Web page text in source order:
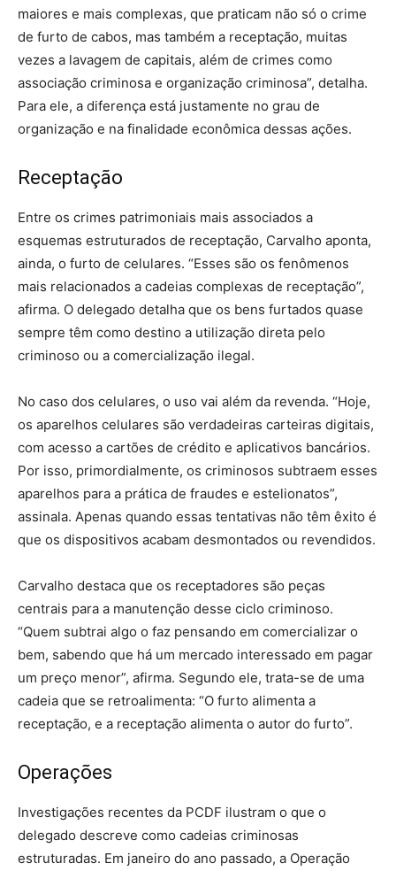
maiores e mais complexas, que praticam não só o crime
de furto de cabos, mas também a receptação, muitas
vezes a lavagem de capitais, além de crimes como
associação criminosa e organização criminosa”, detalha.
Para ele, a diferença está justamente no grau de
organização e na finalidade econômica dessas ações.
Receptação
Entre os crimes patrimoniais mais associados a
esquemas estruturados de receptação, Carvalho aponta,
ainda, o furto de celulares. “Esses são os fenômenos
mais relacionados a cadeias complexas de receptação”,
afirma. O delegado detalha que os bens furtados quase
sempre têm como destino a utilização direta pelo
criminoso ou a comercialização ilegal.
No caso dos celulares, o uso vai além da revenda. “Hoje,
os aparelhos celulares são verdadeiras carteiras digitais,
com acesso a cartões de crédito e aplicativos bancários.
Por isso, primordialmente, os criminosos subtraem esses
aparelhos para a prática de fraudes e estelionatos”,
assinala. Apenas quando essas tentativas não têm êxito é
que os dispositivos acabam desmontados ou revendidos.
Carvalho destaca que os receptadores são peças
centrais para a manutenção desse ciclo criminoso.
“Quem subtrai algo o faz pensando em comercializar o
bem, sabendo que há um mercado interessado em pagar
um preço menor”, afirma. Segundo ele, trata-se de uma
cadeia que se retroalimenta: “O furto alimenta a
receptação, e a receptação alimenta o autor do furto”.
Operações
Investigações recentes da PCDF ilustram o que o
delegado descreve como cadeias criminosas
estruturadas. Em janeiro do ano passado, a Operação